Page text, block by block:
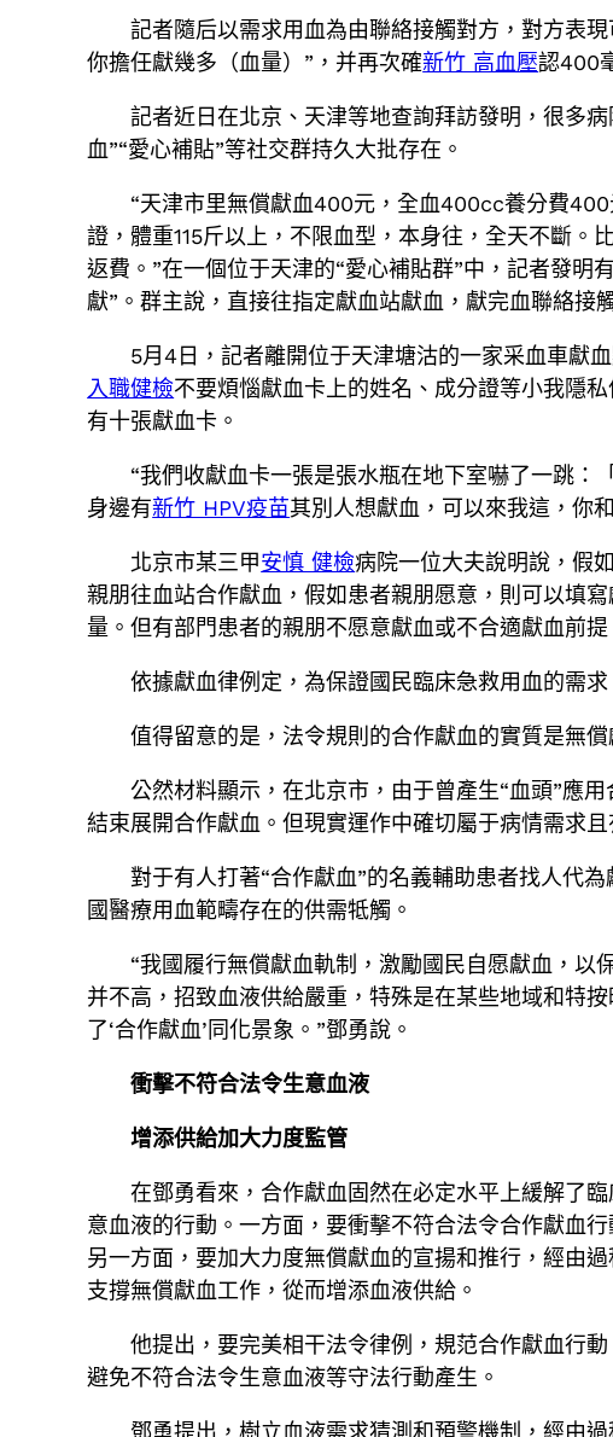
記者隨后以需求用血為由聯絡接觸對方，對方表
你擔任獻幾多（血量）”，并再次確新竹 高血壓認400
記者近日在北京、天津等地查詢拜訪發明，很多
血”“愛心補貼”等社交群持久大批存在。
“天津市里無償獻血400元，全血400cc養分費
證，體重115斤以上，不限血型，本身往，全天不斷
返費。”在一個位于天津的“愛心補貼群”中，記者發明
獻”。群主說，直接往指定獻血站獻血，獻完血聯絡接
5月4日，記者離開位于天津塘沽的一家采血車獻
入職健檢不要煩惱獻血卡上的姓名、成分證等小我隱
有十張獻血卡。
“我們收獻血卡一張是張水瓶在地下室嚇了一跳
身邊有新竹 HPV疫苗其別人想獻血，可以來我這，你
北京市某三甲安慎 健檢病院一位大夫說明說，假
親朋往血站合作獻血，假如患者親朋愿意，則可以填
量。但有部門患者的親朋不愿意獻血或不合適獻血前
依據獻血律例定，為保證國民臨床急救用血的需
值得留意的是，法令規則的合作獻血的實質是無償
公然材料顯示，在北京市，由于曾產生“血頭”應
結束展開合作獻血。但現實運作中確切屬于病情需求
對于有人打著“合作獻血”的名義輔助患者找人代
國醫療用血範疇存在的供需牴觸。
“我國履行無償獻血軌制，激勵國民自愿獻血，以
并不高，招致血液供給嚴重，特殊是在某些地域和特
了‘合作獻血’同化景象。”鄧勇說。
衝擊不符合法令生意血液
增添供給加大力度監管
在鄧勇看來，合作獻血固然在必定水平上緩解了
意血液的行動。一方面，要衝擊不符合法令合作獻血
另一方面，要加大力度無償獻血的宣揚和推行，經由
支撐無償獻血工作，從而增添血液供給。
他提出，要完美相干法令律例，規范合作獻血行
避免不符合法令生意血液等守法行動產生。
鄧勇提出，樹立血液需求猜測和預警機制，經由